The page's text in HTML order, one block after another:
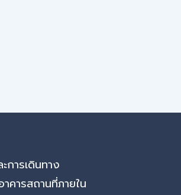
การเดินทาง
คารสถานที่ภายใน